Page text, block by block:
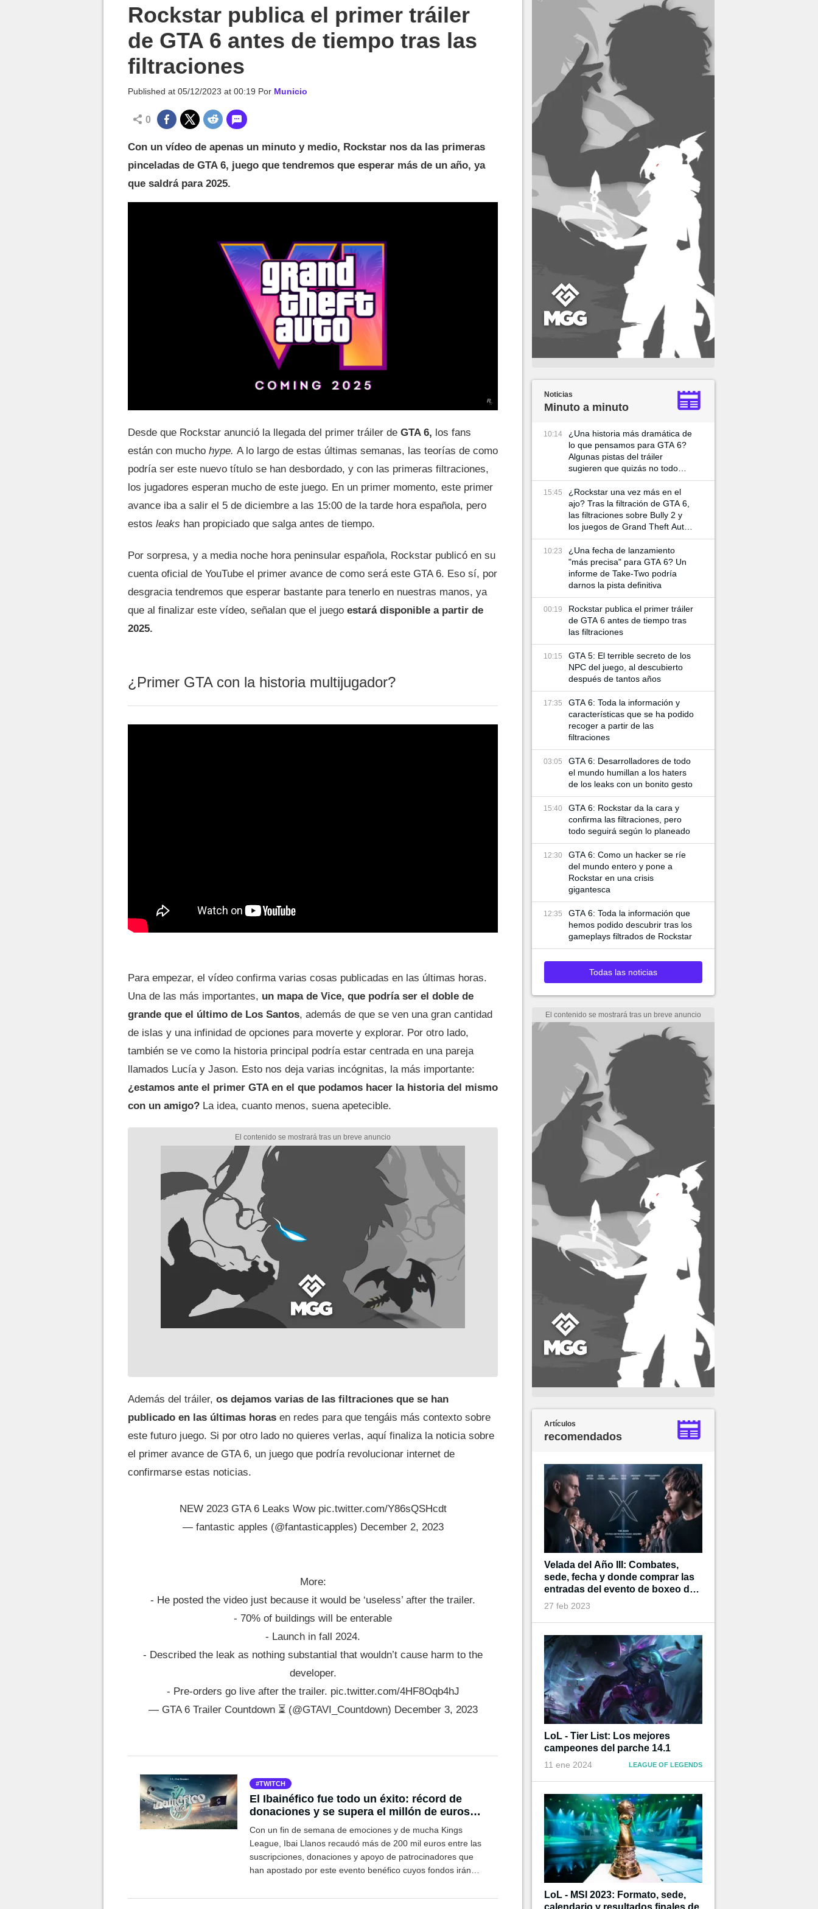
Rockstar publica el primer tráiler
de GTA 6 antes de tiempo tras las
filtraciones
Published at 05/12/2023 at 00:19 Por Municio
0
Con un vídeo de apenas un minuto y medio, Rockstar nos da las primeras
pinceladas de GTA 6, juego que tendremos que esperar más de un año, ya
que saldrá para 2025.
Desde que Rockstar anunció la llegada del primer tráiler de GTA 6, los fans
están con mucho hype. A lo largo de estas últimas semanas, las teorías de como
podría ser este nuevo título se han desbordado, y con las primeras filtraciones,
los jugadores esperan mucho de este juego. En un primer momento, este primer
avance iba a salir el 5 de diciembre a las 15:00 de la tarde hora española, pero
estos leaks han propiciado que salga antes de tiempo.
Por sorpresa, y a media noche hora peninsular española, Rockstar publicó en su
cuenta oficial de YouTube el primer avance de como será este GTA 6. Eso sí, por
desgracia tendremos que esperar bastante para tenerlo en nuestras manos, ya
que al finalizar este vídeo, señalan que el juego estará disponible a partir de
2025.
¿Primer GTA con la historia multijugador?
Para empezar, el vídeo confirma varias cosas publicadas en las últimas horas.
Una de las más importantes, un mapa de Vice, que podría ser el doble de
grande que el último de Los Santos, además de que se ven una gran cantidad
de islas y una infinidad de opciones para moverte y explorar. Por otro lado,
también se ve como la historia principal podría estar centrada en una pareja
llamados Lucía y Jason. Esto nos deja varias incógnitas, la más importante:
¿estamos ante el primer GTA en el que podamos hacer la historia del mismo
con un amigo? La idea, cuanto menos, suena apetecible.
Además del tráiler, os dejamos varias de las filtraciones que se han
publicado en las últimas horas en redes para que tengáis más contexto sobre
este futuro juego. Si por otro lado no quieres verlas, aquí finaliza la noticia sobre
el primer avance de GTA 6, un juego que podría revolucionar internet de
confirmarse estas noticias.
NEW 2023 GTA 6 Leaks Wow pic.twitter.com/Y86sQSHcdt
— fantastic apples (@fantasticapples) December 2, 2023
More:
- He posted the video just because it would be ‘useless’ after the trailer.
- 70% of buildings will be enterable
- Launch in fall 2024.
- Described the leak as nothing substantial that wouldn’t cause harm to the
developer.
- Pre-orders go live after the trailer. pic.twitter.com/4HF8Oqb4hJ
— GTA 6 Trailer Countdown ⏳ (@GTAVI_Countdown) December 3, 2023
TWITCH
El Ibainéfico fue todo un éxito: récord de
donaciones y se supera el millón de euros
recaudados en sus siete ediciones
Con un fin de semana de emociones y de mucha Kings
League, Ibai Llanos recaudó más de 200 mil euros entre las
suscripciones, donaciones y apoyo de patrocinadores que
han apostado por este evento benéfico cuyos fondos irán
Noticias
Minuto a minuto
10:14
¿Una historia más dramática de
lo que pensamos para GTA 6?
Algunas pistas del tráiler
sugieren que quizás no todo
vaya tan bien entre Lucía y su
pareja
15:45
¿Rockstar una vez más en el
ajo? Tras la filtración de GTA 6,
las filtraciones sobre Bully 2 y
los juegos de Grand Theft Auto
rondan por Internet
10:23
¿Una fecha de lanzamiento
"más precisa" para GTA 6? Un
informe de Take-Two podría
darnos la pista definitiva
00:19
Rockstar publica el primer tráiler
de GTA 6 antes de tiempo tras
las filtraciones
10:15
GTA 5: El terrible secreto de los
NPC del juego, al descubierto
después de tantos años
17:35
GTA 6: Toda la información y
características que se ha podido
recoger a partir de las
filtraciones
03:05
GTA 6: Desarrolladores de todo
el mundo humillan a los haters
de los leaks con un bonito gesto
15:40
GTA 6: Rockstar da la cara y
confirma las filtraciones, pero
todo seguirá según lo planeado
12:30
GTA 6: Como un hacker se ríe
del mundo entero y pone a
Rockstar en una crisis
gigantesca
12:35
GTA 6: Toda la información que
hemos podido descubrir tras los
gameplays filtrados de Rockstar
Todas las noticias
Artículos
recomendados
Velada del Año III: Combates,
sede, fecha y donde comprar las
entradas del evento de boxeo de
Ibai
27 feb 2023
LoL - Tier List: Los mejores
campeones del parche 14.1
11 ene 2024 LEAGUE OF LEGENDS
LoL - MSI 2023: Formato, sede,
calendario y resultados finales de